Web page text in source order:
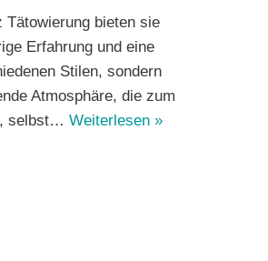
Tätowierung bieten sie
Erfahrung und eine
Stilen, sondern
Atmosphäre, die zum
selbst… Weiterlesen »